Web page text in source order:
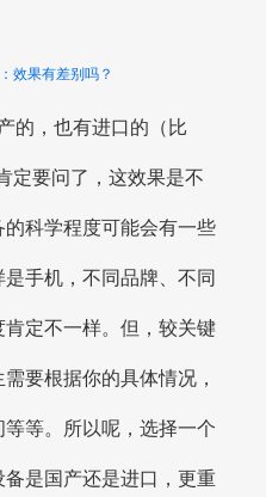
效果有差别吗？
的，也有进口的（比
定要问了，这效果是不
科学程度可能会有一些
手机，不同品牌、不同
定不一样。但，较关键
要根据你的具体情况，
等。所以呢，选择一个
是国产还是进口，更重